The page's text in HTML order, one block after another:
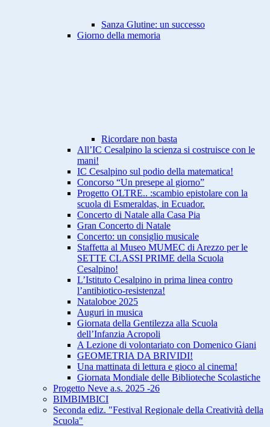
Sanza Glutine: un successo
Giorno della memoria
Ricordare non basta
All’IC Cesalpino la scienza si costruisce con le
mani!
IC Cesalpino sul podio della matematica!
Concorso “Un presepe al giorno”
Progetto OLTRE.. :scambio epistolare con la
scuola di Esmeraldas, in Ecuador.
Concerto di Natale alla Casa Pia
Gran Concerto di Natale
Concerto: un consiglio musicale
Staffetta al Museo MUMEC di Arezzo per le
SETTE CLASSI PRIME della Scuola
Cesalpino!
L’Istituto Cesalpino in prima linea contro
l’antibiotico-resistenza!
Nataloboe 2025
Auguri in musica
Giornata della Gentilezza alla Scuola
dell’Infanzia Acropoli
A Lezione di volontariato con Domenico Giani
GEOMETRIA DA BRIVIDI!
Una mattinata di lettura e gioco al cinema!
Giornata Mondiale delle Biblioteche Scolastiche
Progetto Neve a.s. 2025 -26
BIMBIMBICI
Seconda ediz. "Festival Regionale della Creatività della
Scuola"